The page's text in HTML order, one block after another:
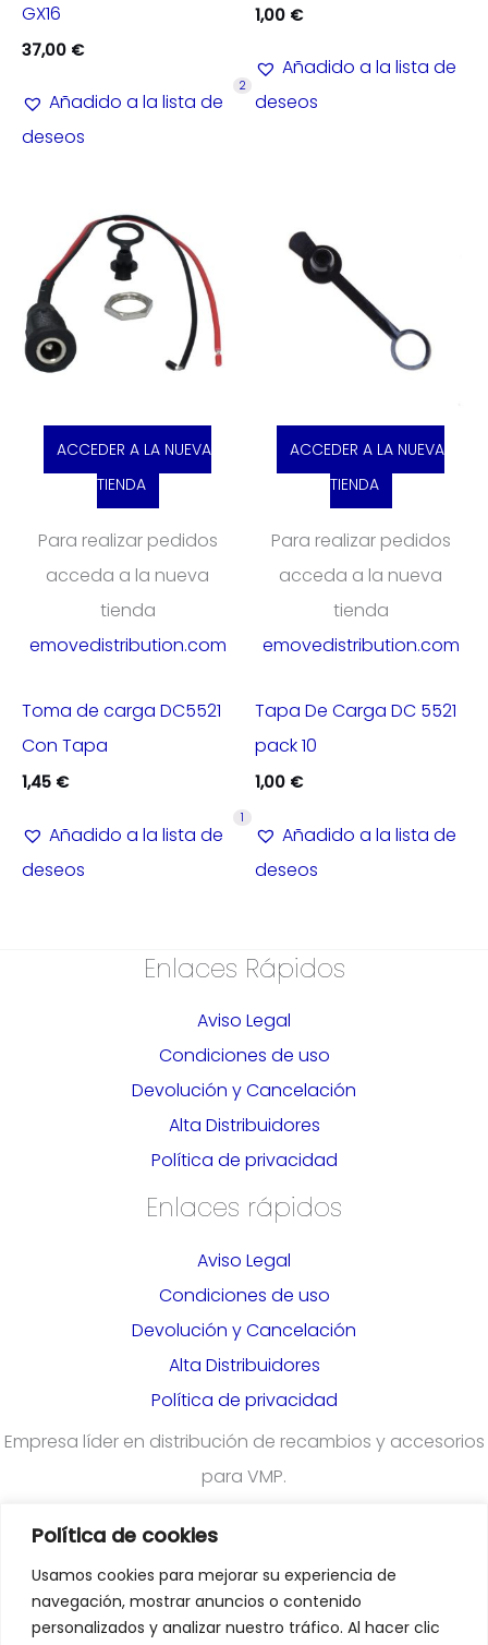
Política de cookies
Usamos cookies para mejorar su experiencia de
navegación, mostrar anuncios o contenido
personalizados y analizar nuestro tráfico. Al hacer clic
GX16
37,00 €
Añadido a la lista de
deseos
2
1,00 €
Añadido a la lista de
deseos
ACCEDER A LA NUEVA
TIENDA
Para realizar pedidos
acceda a la nueva
tienda
emovedistribution.com
Toma de carga DC5521
Con Tapa
1,45 €
Añadido a la lista de
deseos
1
ACCEDER A LA NUEVA
TIENDA
Para realizar pedidos
acceda a la nueva
tienda
emovedistribution.com
Tapa De Carga DC 5521
pack 10
1,00 €
Añadido a la lista de
deseos
Enlaces Rápidos
Aviso Legal
Condiciones de uso
Devolución y Cancelación
Alta Distribuidores
Política de privacidad
Enlaces rápidos
Aviso Legal
Condiciones de uso
Devolución y Cancelación
Alta Distribuidores
Política de privacidad
Empresa líder en distribución de recambios y accesorios
para VMP.
¿Quieres darte de alta en nuestra plataforma para
profesionales?Rellena el formulario